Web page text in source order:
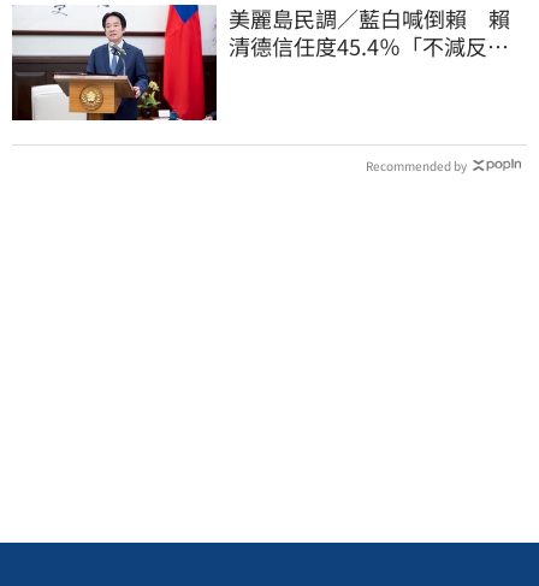
美麗島民調／藍白喊倒賴 賴
清德信任度45.4％「不減反
Recommended by